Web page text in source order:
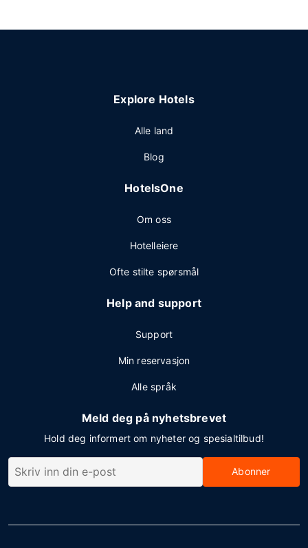
Explore Hotels
Alle land
Blog
HotelsOne
Om oss
Hotelleiere
Ofte stilte spørsmål
Help and support
Support
Min reservasjon
Alle språk
Meld deg på nyhetsbrevet
Hold deg informert om nyheter og spesialtilbud!
Abonner